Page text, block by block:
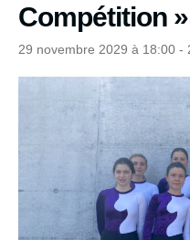
Compétition »
29 novembre 2029 à 18:00 -